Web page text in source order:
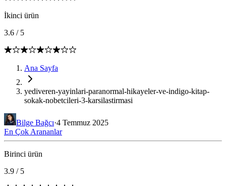
İkinci ürün
3.6 / 5
Ana Sayfa
yediveren-yayinlari-paranormal-hikayeler-ve-indigo-kitap-
sokak-nobetcileri-3-karsilastirmasi
Bilge Bağcı·4 Temmuz 2025
En Çok Arananlar
Birinci ürün
3.9 / 5